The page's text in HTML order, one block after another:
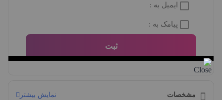
ایمیل به :
پیامک به :
ثبت
مشخصات نمایش بیشتر